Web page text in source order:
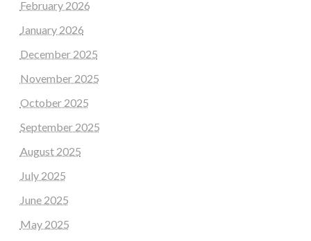
February 2026
January 2026
December 2025
November 2025
October 2025
September 2025
August 2025
July 2025
June 2025
May 2025